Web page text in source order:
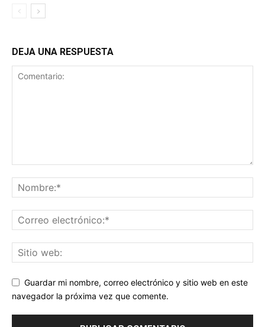
DEJA UNA RESPUESTA
Guardar mi nombre, correo electrónico y sitio web en este
navegador la próxima vez que comente.